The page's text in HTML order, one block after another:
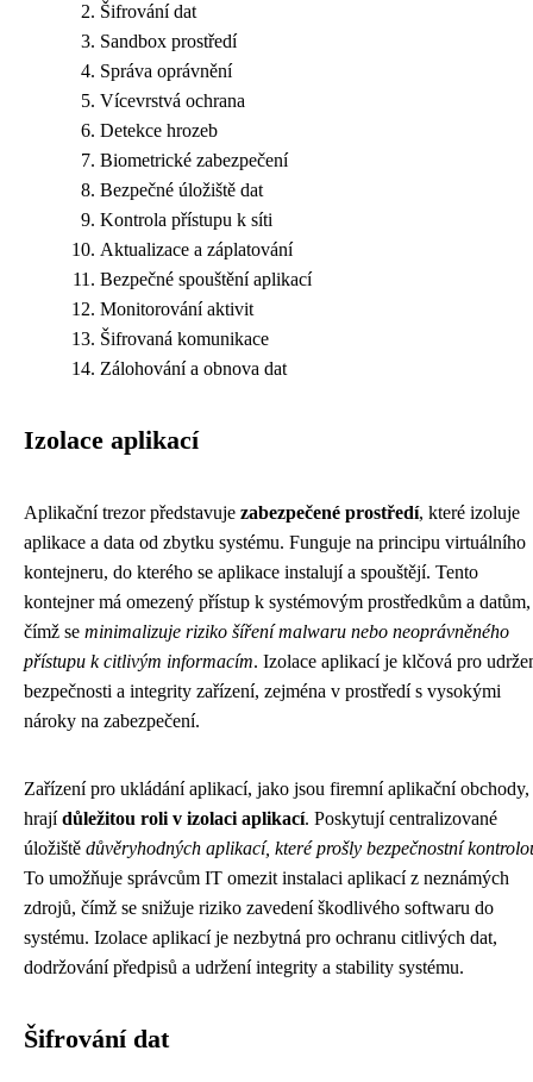
Šifrování dat
Sandbox prostředí
Správa oprávnění
Vícevrstvá ochrana
Detekce hrozeb
Biometrické zabezpečení
Bezpečné úložiště dat
Kontrola přístupu k síti
Aktualizace a záplatování
Bezpečné spouštění aplikací
Monitorování aktivit
Šifrovaná komunikace
Zálohování a obnova dat
Izolace aplikací
Aplikační trezor představuje zabezpečené prostředí, které izoluje
aplikace a data od zbytku systému. Funguje na principu virtuálního
kontejneru, do kterého se aplikace instalují a spouštějí. Tento
kontejner má omezený přístup k systémovým prostředkům a datům,
čímž se minimalizuje riziko šíření malwaru nebo neoprávněného
přístupu k citlivým informacím. Izolace aplikací je klčová pro
bezpečnosti a integrity zařízení, zejména v prostředí s vysokými
nároky na zabezpečení.
Zařízení pro ukládání aplikací, jako jsou firemní aplikační obchody,
hrajídůležitou roli v izolaci aplikací. Poskytují centralizované
úložiště důvěryhodných aplikací, které prošly bezpečnostní
To umožňuje správcům IT omezit instalaci aplikací z neznámých
zdrojů, čímž se snižuje riziko zavedení škodlivého softwaru do
systému. Izolace aplikací je nezbytná pro ochranu citlivých dat,
dodržování předpisů a udržení integrity a stability systému.
Šifrování dat